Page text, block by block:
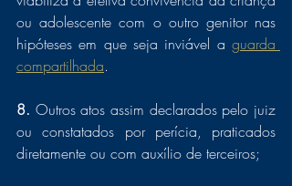
ou adolescente com o outro genitor nas
hipóteses em que seja inviável a guarda
compartilhada.
8. Outros atos assim declarados pelo juiz
ou constatados por perícia, praticados
diretamente ou com auxílio de terceiros;